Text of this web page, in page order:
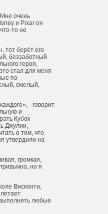
очень
и Pixar он
то не
тот берёт его
беззаботный
героя,
стал для меня
по
смелый,
- говорит
и
Кубок
Джулии,
о том, что
утвердили на
громкая,
но я
Висконти,
любые